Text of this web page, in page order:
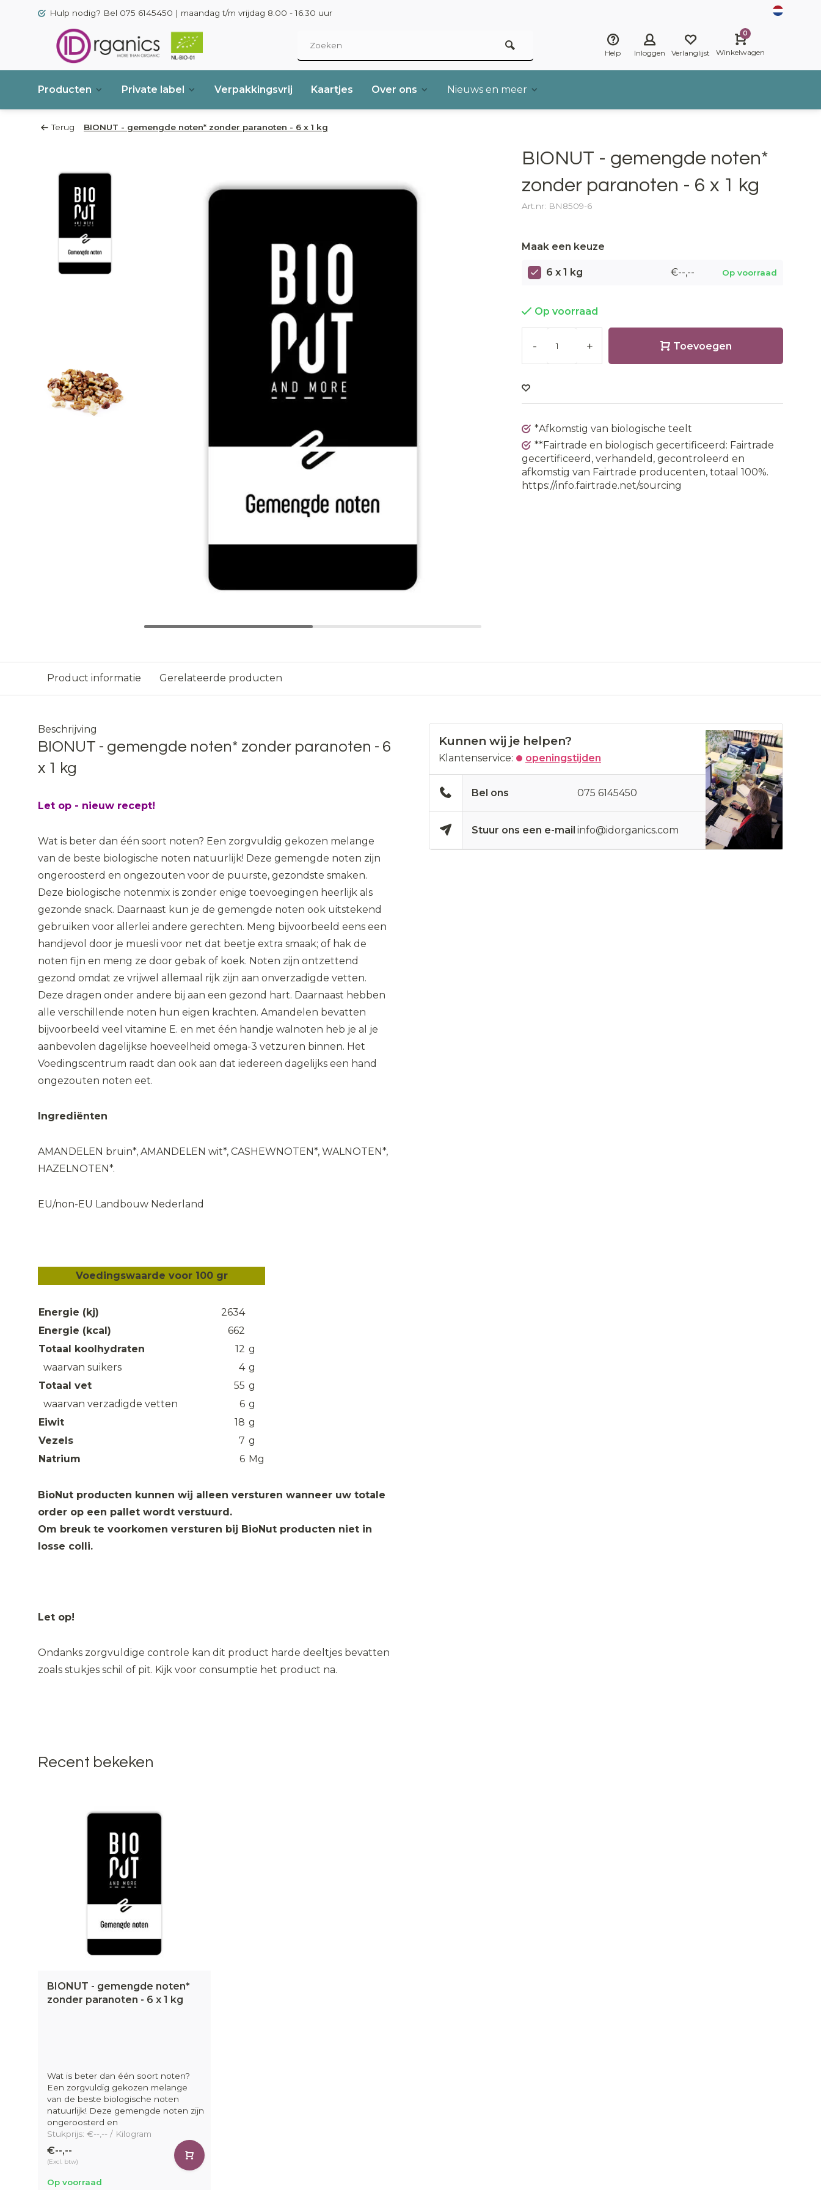
Hulp nodig? Bel 075 6145450 | maandag t/m vrijdag 8.00 - 16.30 uur
Help Inloggen Verlanglijst
0
Winkelwagen
Producten Private label Verpakkingsvrij Kaartjes Over ons Nieuws en meer
Terug BIONUT - gemengde noten* zonder paranoten - 6 x 1 kg
BIONUT - gemengde noten*
zonder paranoten - 6 x 1 kg
Art.nr: BN8509-6
Maak een keuze
6 x 1 kg €--,-- Op voorraad
Op voorraad
- + Toevoegen
*Afkomstig van biologische teelt
**Fairtrade en biologisch gecertificeerd: Fairtrade
gecertificeerd, verhandeld, gecontroleerd en
afkomstig van Fairtrade producenten, totaal 100%.
https://info.fairtrade.net/sourcing
Product informatie Gerelateerde producten
Beschrijving
BIONUT - gemengde noten* zonder paranoten - 6
x 1 kg
Let op - nieuw recept!
Wat is beter dan één soort noten? Een zorgvuldig gekozen melange
van de beste biologische noten natuurlijk! Deze gemengde noten zijn
ongeroosterd en ongezouten voor de puurste, gezondste smaken.
Deze biologische notenmix is zonder enige toevoegingen heerlijk als
gezonde snack. Daarnaast kun je de gemengde noten ook uitstekend
gebruiken voor allerlei andere gerechten. Meng bijvoorbeeld eens een
handjevol door je muesli voor net dat beetje extra smaak; of hak de
noten fijn en meng ze door gebak of koek. Noten zijn ontzettend
gezond omdat ze vrijwel allemaal rijk zijn aan onverzadigde vetten.
Deze dragen onder andere bij aan een gezond hart. Daarnaast hebben
alle verschillende noten hun eigen krachten. Amandelen bevatten
bijvoorbeeld veel vitamine E. en met één handje walnoten heb je al je
aanbevolen dagelijkse hoeveelheid omega-3 vetzuren binnen. Het
Voedingscentrum raadt dan ook aan dat iedereen dagelijks een hand
ongezouten noten eet.
Ingrediënten
AMANDELEN bruin*, AMANDELEN wit*, CASHEWNOTEN*, WALNOTEN*,
HAZELNOTEN*.
EU/non-EU Landbouw Nederland
Voedingswaarde voor 100 gr
Energie (kj)
2634
Energie (kcal)
662
Totaal koolhydraten
12 g
waarvan suikers
4 g
Totaal vet
55 g
waarvan verzadigde vetten
6 g
Eiwit
18 g
Vezels
7 g
Natrium
6 Mg
BioNut producten kunnen wij alleen versturen wanneer uw totale
order op een pallet wordt verstuurd.
Om breuk te voorkomen versturen bij BioNut producten niet in
losse colli.
Let op!
Ondanks zorgvuldige controle kan dit product harde deeltjes bevatten
zoals stukjes schil of pit. Kijk voor consumptie het product na.
Kunnen wij je helpen?
Klantenservice: openingstijden
Bel ons 075 6145450
Stuur ons een e-mail info@idorganics.com
Recent bekeken
BIONUT - gemengde noten*
zonder paranoten - 6 x 1 kg
Wat is beter dan één soort noten?
Een zorgvuldig gekozen melange
van de beste biologische noten
natuurlijk! Deze gemengde noten zijn
ongeroosterd en
Stukprijs: €--,-- / Kilogram
€--,--
(Excl. btw)
Op voorraad